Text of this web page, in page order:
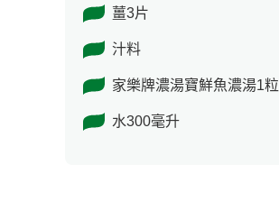
薑3片
汁料
家樂牌濃湯寶鮮魚濃湯1粒
水300毫升